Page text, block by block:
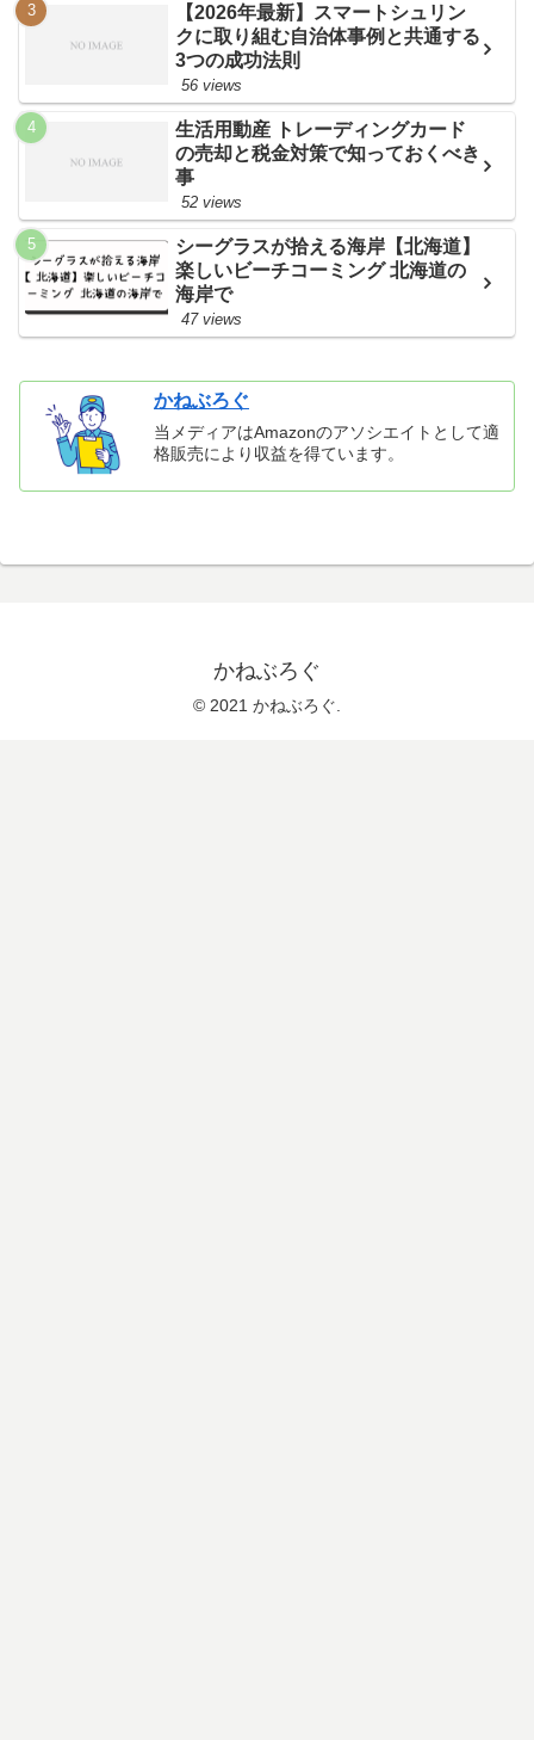
【2026年最新】スマートシュリン
クに取り組む自治体事例と共通する
3つの成功法則
56 views
生活用動産 トレーディングカード
の売却と税金対策で知っておくべき
事
52 views
シーグラスが拾える海岸【北海道】
楽しいビーチコーミング 北海道の
海岸で
47 views
かねぶろぐ
当メディアはAmazonのアソシエイトとして適
格販売により収益を得ています。
かねぶろぐ
© 2021 かねぶろぐ.